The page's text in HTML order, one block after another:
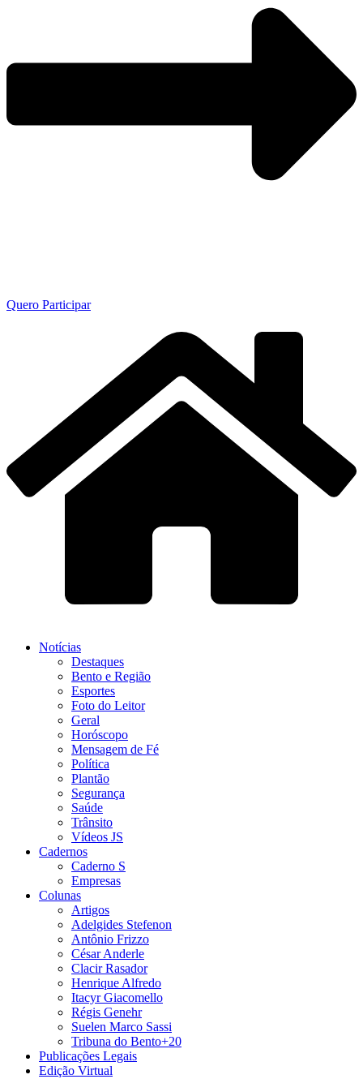
Quero Participar
Notícias
Destaques
Bento e Região
Esportes
Foto do Leitor
Geral
Horóscopo
Mensagem de Fé
Política
Plantão
Segurança
Saúde
Trânsito
Vídeos JS
Cadernos
Caderno S
Empresas
Colunas
Artigos
Adelgides Stefenon
Antônio Frizzo
César Anderle
Clacir Rasador
Henrique Alfredo
Itacyr Giacomello
Régis Genehr
Suelen Marco Sassi
Tribuna do Bento+20
Publicações Legais
Edição Virtual